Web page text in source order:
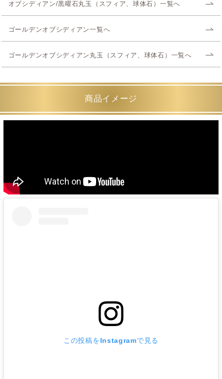
オブシディアン/黒曜石丸玉（スフィア、球体石）一覧へ
ゴールデンオブシディアン一覧へ
ゴールデンオブシディアン丸玉（スフィア、球体石）一覧へ
商品イメージ
この投稿をInstagramで見る